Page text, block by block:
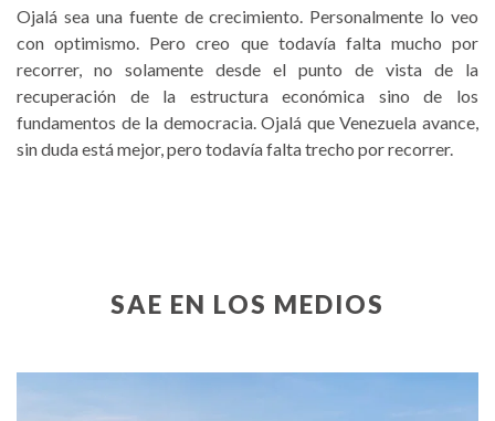
Ojalá sea una fuente de crecimiento. Personalmente lo veo
con optimismo. Pero creo que todavía falta mucho por
recorrer, no solamente desde el punto de vista de la
recuperación de la estructura económica sino de los
fundamentos de la democracia. Ojalá que Venezuela avance,
sin duda está mejor, pero todavía falta trecho por recorrer.
SAE EN LOS MEDIOS